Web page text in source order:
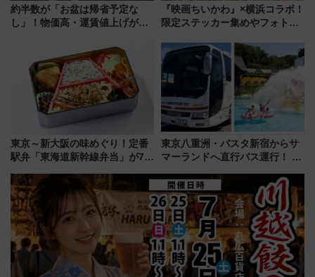
約半数が「お盆は帰省予定な
し」！物価高・運賃値上げが財
りたいけど……【WILLER お盆
帰省動向調査】
『映画ちいかわ』×横浜コラボ！
限定ステッカー集めやフォトス
いを満喫しよう（花火鑑賞会応
募は7/12まで！）
東京～新大阪の味めぐり！定番
駅弁「東海道新幹線弁当」が7月
東京八重洲・バスタ新宿からサ
マーランドへ直行バス運行！ お
推し活を楽しもう！（2026年
8/1～31）